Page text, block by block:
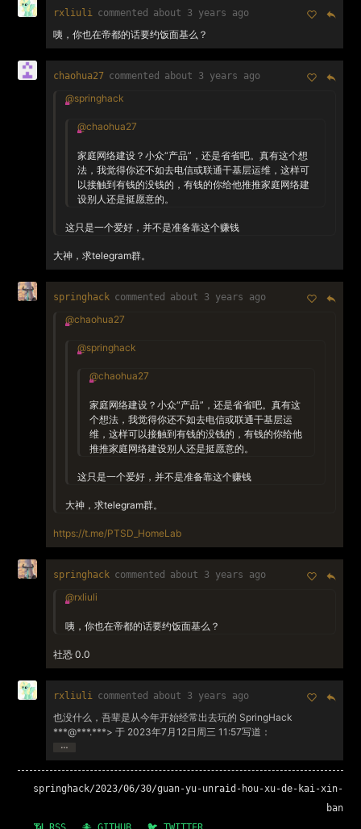
rxliuli commented about 3 years ago
咦，你也在帝都的话要约饭面基么？
chaohua27 commented about 3 years ago
@springhack
@chaohua27
家庭网络建设？小众“产品”，还是省省吧。真有这个想
法，我觉得你还不如去电信或联通干基层运维，这样可
以接触到有钱的没钱的，有钱的你给他推推家庭网络建
设别人还是挺愿意的。
这只是一个爱好，并不是准备靠这个赚钱
大神，求telegram群。
springhack commented about 3 years ago
@chaohua27
@springhack
@chaohua27
家庭网络建设？小众“产品”，还是省省吧。真有这
个想法，我觉得你还不如去电信或联通干基层运
维，这样可以接触到有钱的没钱的，有钱的你给他
推推家庭网络建设别人还是挺愿意的。
这只是一个爱好，并不是准备靠这个赚钱
大神，求telegram群。
https://t.me/PTSD_HomeLab
springhack commented about 3 years ago
@rxliuli
咦，你也在帝都的话要约饭面基么？
社恐 0.0
rxliuli commented about 3 years ago
也没什么，吾辈是从今年开始经常出去玩的 SpringHack
***@***.***> 于 2023年7月12日周三 11:57写道：
…
springhack/2023/06/30/guan-yu-unraid-hou-xu-de-kai-xin-
ban